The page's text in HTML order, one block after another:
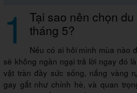
1 Tại sao nên chọn
tháng 5?
Nếu có ai hỏi mình mùa nào
sẽ không ngần ngại trả lời ngay đó
vật tràn đầy sức sống, nắng vàng
gay gắt như chính hè, và quan